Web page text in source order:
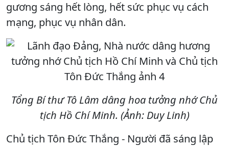
gương sáng hết lòng, hết sức phục vụ cách
mạng, phục vụ nhân dân.
Tổng Bí thư Tô Lâm dâng hoa tưởng nhớ Chủ
tịch Hồ Chí Minh. (Ảnh: Duy Linh)
Chủ tịch Tôn Đức Thắng - Người đã sáng lập